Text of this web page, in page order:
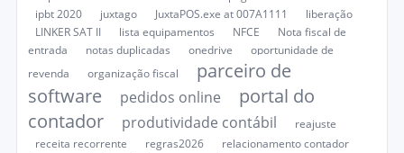
ipbt 2020
juxtago JuxtaPOS.exe at 007A1111
liberação
LINKER SAT II
lista equipamentos NFCE
Nota fiscal de
entrada
notas duplicadas onedrive
oportunidade de
revenda
organização fiscal
parceiro de
software
pedidos online
portal do
contador
produtividade contábil
reajuste
receita recorrente
regras2026
relacionamento contador